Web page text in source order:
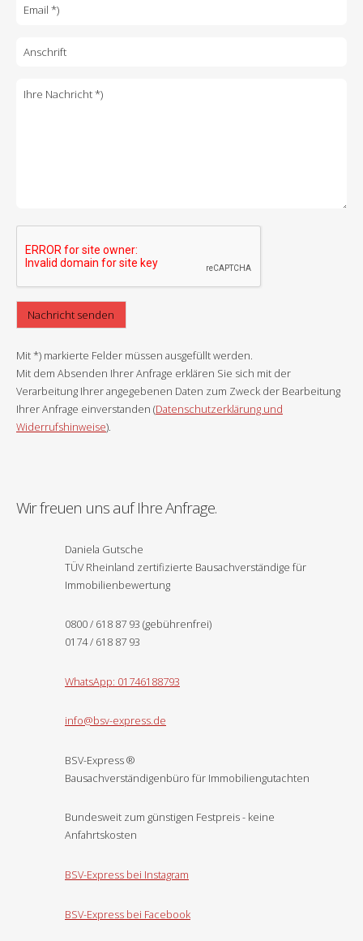
Mit *) markierte Felder müssen ausgefüllt werden.
Mit dem Absenden Ihrer Anfrage erklären Sie sich mit der
Verarbeitung Ihrer angegebenen Daten zum Zweck der Bearbeitung
Ihrer Anfrage einverstanden (Datenschutzerklärung und
Widerrufshinweise).
Wir freuen uns auf Ihre Anfrage.
Daniela Gutsche
TÜV Rheinland zertifizierte Bausachverständige für
Immobilienbewertung
0800 / 618 87 93 (gebührenfrei)
0174 / 618 87 93
WhatsApp: 01746188793
info@bsv-express.de
BSV-Express®
Bausachverständigenbüro für Immobiliengutachten
Bundesweit zum günstigen Festpreis - keine
Anfahrtskosten
BSV-Express bei Instagram
BSV-Express bei Facebook